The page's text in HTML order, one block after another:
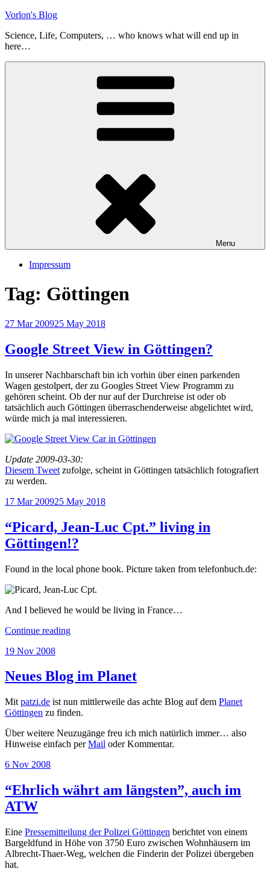
Skip
content
Vorlon's Blog
Science, Life, Computers, … who knows what will end up in
here…
Menu
Impressum
Tag: Göttingen
Posted
27 Mar 200925 May 2018
Google Street View in Göttingen?
In unserer Nachbarschaft bin ich vorhin über einen parkenden
Wagen gestolpert, der zu Googles Street View Programm zu
gehören scheint. Ob der nur auf der Durchreise ist oder ob
tatsächlich auch Göttingen überraschenderweise abgelichtet wird,
würde mich ja mal interessieren.
Update 2009-03-30:
Diesem Tweet zufolge, scheint in Göttingen tatsächlich fotografiert
zu werden.
Posted
17 Mar 200925 May 2018
“Picard, Jean-Luc Cpt.” living in
Göttingen!?
Found in the local phone book. Picture taken from telefonbuch.de:
And I believed he would be living in France…
Continue reading““Picard,
living
in
Posted
19 Nov 2008
Neues Blog im Planet
Mit patzi.de ist nun mittlerweile das achte Blog auf dem Planet
Göttingen zu finden.
Über weitere Neuzugänge freu ich mich natürlich immer… also
Hinweise einfach perMail oder Kommentar.
Posted
6 Nov 2008
“Ehrlich währt am längsten”, auch im
ATW
Eine Pressemitteilung der Polizei Göttingen berichtet von einem
Bargeldfund in Höhe von 3750 Euro zwischen Wohnhäusern im
Albrecht-Thaer-Weg, welchen die Finderin der Polizei übergeben
hat.